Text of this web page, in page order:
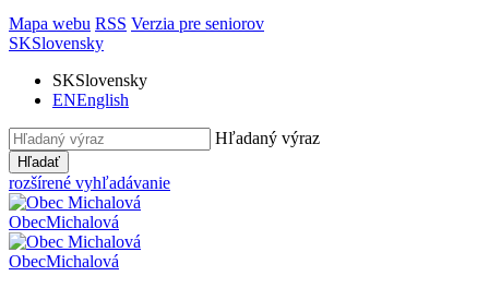
Mapa webu RSS Verzia pre seniorov
SKSlovensky
SKSlovensky
ENEnglish
Hľadaný výraz
Hľadať
rozšírené vyhľadávanie
ObecMichalová
ObecMichalová